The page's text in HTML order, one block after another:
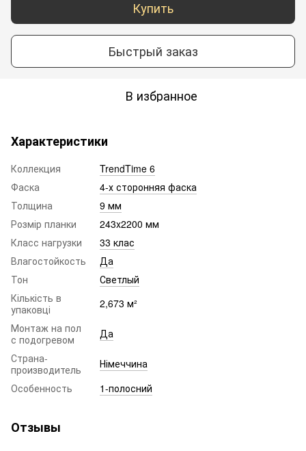
Купить
Быстрый заказ
В избранное
Характеристики
Коллекция
TrendTime 6
Фаска
4-х сторонняя фаска
Толщина
9 мм
Розмір планки
243x2200 мм
Класс нагрузки
33 клас
Влагостойкость
Да
Тон
Светлый
Кількість в
упаковці
2,673 м²
Монтаж на пол
с подогревом
Да
Страна-
производитель
Німеччина
Особенность
1-полосний
Отзывы